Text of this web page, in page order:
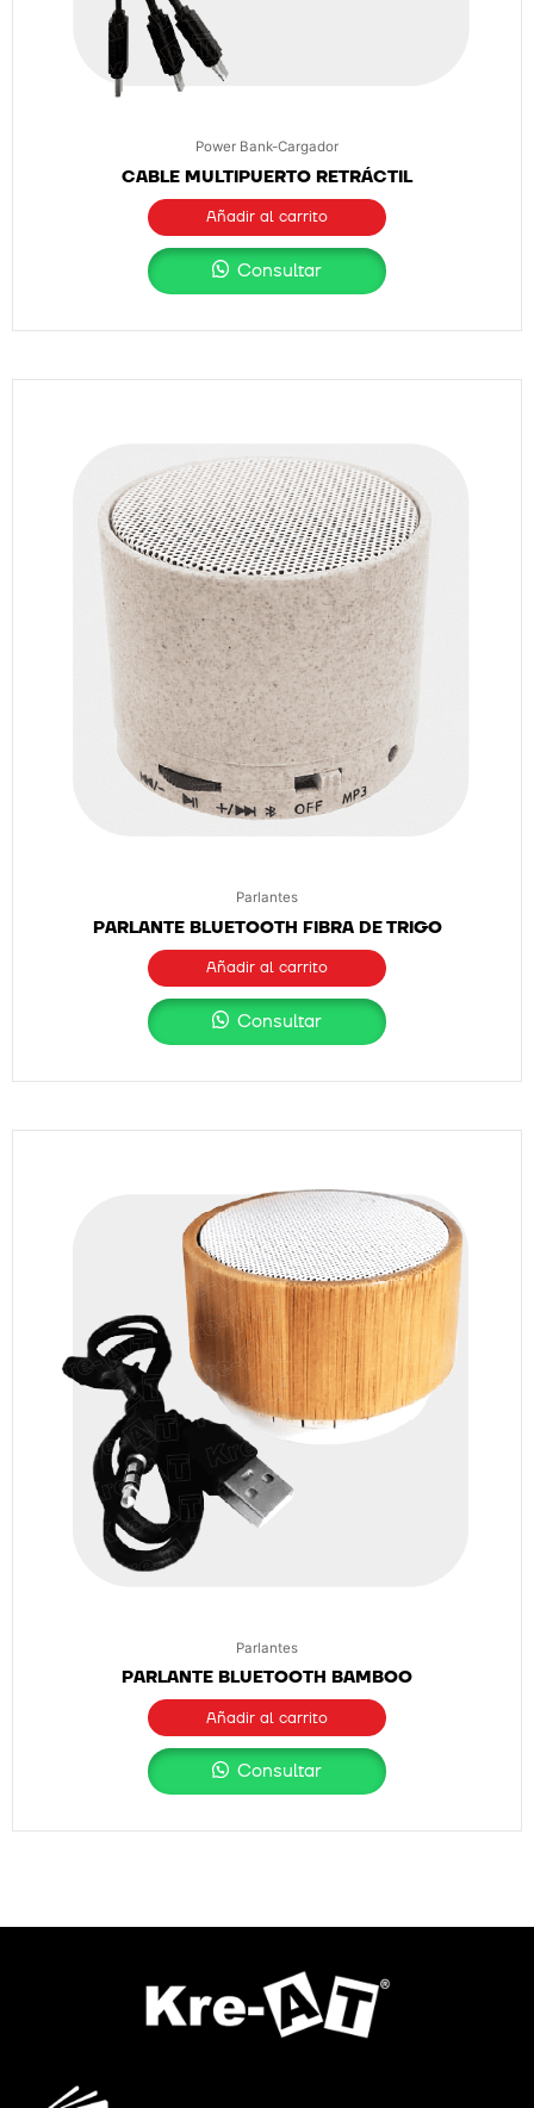
Power Bank-Cargador
CABLE MULTIPUERTO RETRÁCTIL
Añadir al carrito
Consultar
Parlantes
PARLANTE BLUETOOTH FIBRA DE TRIGO
Añadir al carrito
Consultar
Parlantes
PARLANTE BLUETOOTH BAMBOO
Añadir al carrito
Consultar